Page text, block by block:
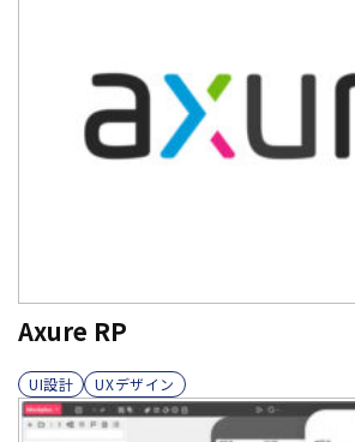
Axure RP
UI設計 UXデザイン